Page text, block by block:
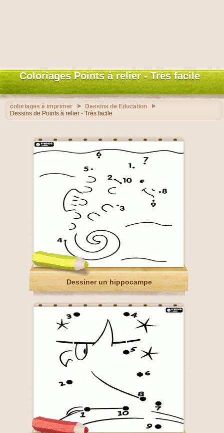
Coloriages Points à relier - Très facile
coloriages à imprimer
Dessins de Education
Dessins de Points à relier - Très facile
Dessiner un hippocampe